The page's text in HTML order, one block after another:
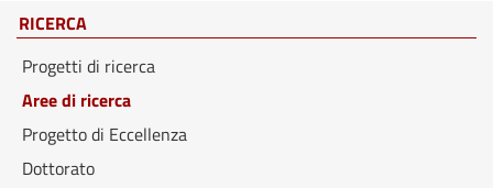
RICERCA
Progetti di ricerca
Aree di ricerca
Progetto di Eccellenza
Dottorato